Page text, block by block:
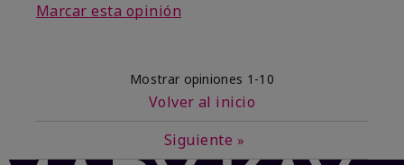
Marcar esta opinión
Mostrar opiniones 1-10
Volver al inicio
Siguiente »